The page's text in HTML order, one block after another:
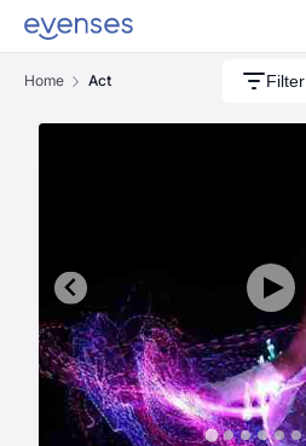
Home Act Filter